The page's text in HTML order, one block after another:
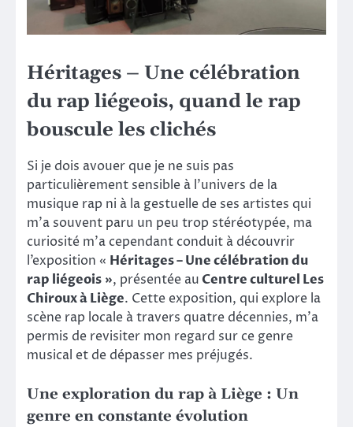
Héritages – Une célébration
du rap liégeois, quand le rap
bouscule les clichés
Si je dois avouer que je ne suis pas
particulièrement sensible à l’univers de la
musique rap ni à la gestuelle de ses artistes qui
m’a souvent paru un peu trop stéréotypée, ma
curiosité m’a cependant conduit à découvrir
l’exposition « Héritages – Une célébration du
rap liégeois », présentée au Centre culturel Les
Chiroux à Liège. Cette exposition, qui explore la
scène rap locale à travers quatre décennies, m’a
permis de revisiter mon regard sur ce genre
musical et de dépasser mes préjugés.
Une exploration du rap à Liège : Un
genre en constante évolution